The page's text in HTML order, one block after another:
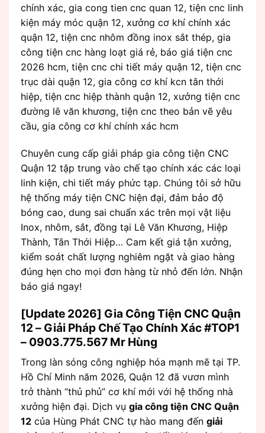
chính xác, gia cong tien cnc quan 12, tiện cnc linh
kiện máy móc quận 12, xưởng cơ khí chính xác
quận 12, tiện cnc nhôm đồng inox sắt thép, gia
công tiện cnc hàng loạt giá rẻ, báo giá tiện cnc
2026 hcm, tiện cnc chi tiết máy quận 12, tiện cnc
trục dài quận 12, gia công cơ khí kcn tân thới
hiệp, tiện cnc hiệp thành quận 12, xưởng tiện cnc
đường lê văn khương, tiện cnc theo bản vẽ yêu
cầu, gia công cơ khí chính xác hcm
Chuyên cung cấp giải pháp gia công tiện CNC
Quận 12 tập trung vào chế tạo chính xác các loại
linh kiện, chi tiết máy phức tạp. Chúng tôi sở hữu
hệ thống máy tiện CNC hiện đại, đảm bảo độ
bóng cao, dung sai chuẩn xác trên mọi vật liệu
Inox, nhôm, sắt, đồng tại Lê Văn Khương, Hiệp
Thành, Tân Thới Hiệp… Cam kết giá tận xưởng,
kiểm soát chất lượng nghiêm ngặt và giao hàng
đúng hẹn cho mọi đơn hàng từ nhỏ đến lớn. Nhận
báo giá ngay!
[Update 2026] Gia Công Tiện CNC Quận
12 – Giải Pháp Chế Tạo Chính Xác #TOP1
– 0903.775.567 Mr Hùng
Trong làn sóng công nghiệp hóa mạnh mẽ tại TP.
Hồ Chí Minh năm 2026, Quận 12 đã vươn mình
trở thành “thủ phủ” cơ khí mới với hệ thống nhà
xưởng hiện đại. Dịch vụ gia công tiện CNC Quận
12 của Hùng Phát CNC tự hào mang đến giải